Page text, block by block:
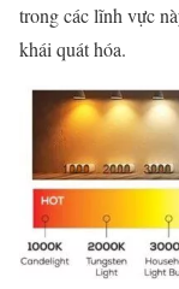
trong các lĩnh vực
khái quát hóa.